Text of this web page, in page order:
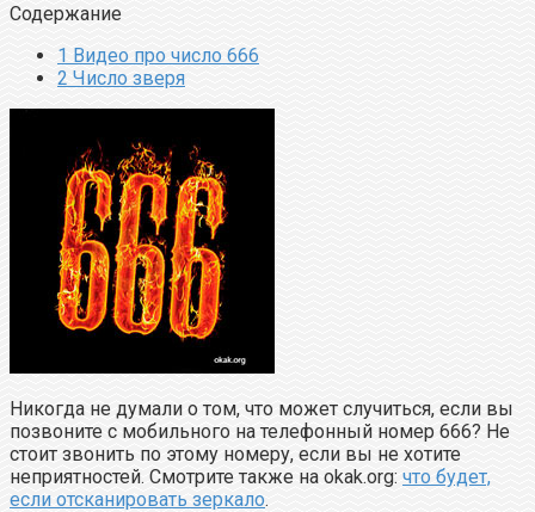
Содержание
1 Видео про число 666
2 Число зверя
Никогда не думали о том, что может случиться, если вы
позвоните с мобильного на телефонный номер 666? Не
стоит звонить по этому номеру, если вы не хотите
неприятностей. Смотрите также на okak.org: что будет,
если отсканировать зеркало.